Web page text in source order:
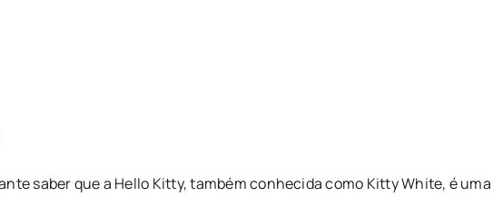
saber que a Hello Kitty, também conhecida como Kitty White, é uma